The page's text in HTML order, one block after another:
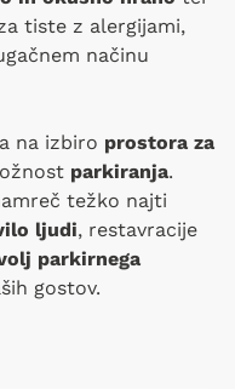
tiste z alergijami,
načinu
na izbiro prostora za
parkiranja.
težko najti
ljudi, restavracije
parkirnega
gostov.